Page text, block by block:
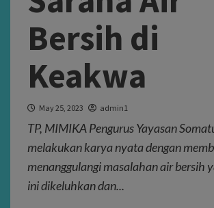
Bersih di
Keakwa
May 25, 2023 admin1
TP, MIMIKA Pengurus Yayasan
melakukan karya nyata dengan
menanggulangi masalahan air bersih
ini dikeluhkan dan...